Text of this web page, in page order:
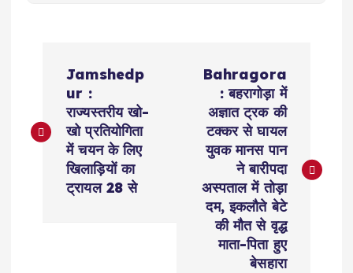
s
Jamshedp
ur :
राज्यस्तरीय खो-
खो प्रतियोगिता
में चयन के लिए
खिलाड़ियों का
ट्रायल 28 से
Bahragora
: बहरागोड़ा में
अज्ञात ट्रक की
टक्कर से घायल
युवक मानस पान
ने बारीपदा
अस्पताल में तोड़ा
दम, इकलौते बेटे
की मौत से वृद्ध
माता-पिता हुए
बेसहारा